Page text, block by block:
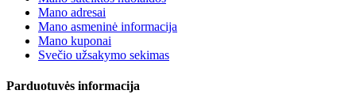
Mano adresai
Mano asmeninė informacija
Mano kuponai
Svečio užsakymo sekimas
Parduotuvės informacija